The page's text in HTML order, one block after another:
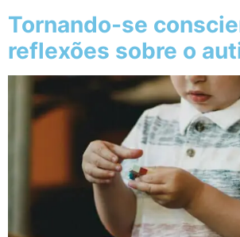
Tornando-se
reflexões sobre o